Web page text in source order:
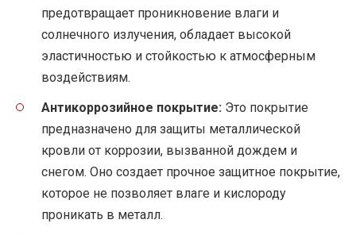
предотвращает проникновение влаги и
солнечного излучения, обладает высокой
эластичностью и стойкостью к атмосферным
воздействиям.
Антикоррозийное покрытие: Это покрытие
предназначено для защиты металлической
кровли от коррозии, вызванной дождем и
снегом. Оно создает прочное защитное покрытие,
которое не позволяет влаге и кислороду
проникать в металл.